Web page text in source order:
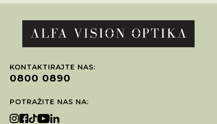
KONTAKTIRAJTE NAS:
0800 0890
POTRAŽITE NAS NA: